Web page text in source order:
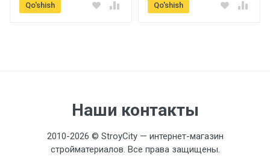
Qo'shish Qo'shish
Наши контакты
2010-2026 © StroyCity — интернет-магазин
стройматериалов. Все права защищены.